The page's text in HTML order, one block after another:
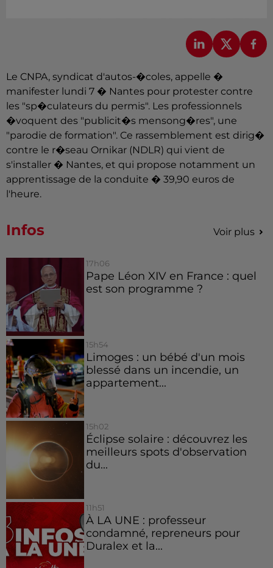
Le CNPA, syndicat d'autos-�coles, appelle �
manifester lundi 7 � Nantes pour protester contre
les "sp�culateurs du permis". Les professionnels
�voquent des "publicit�s mensong�res", une
"parodie de formation". Ce rassemblement est dirig�
contre le r�seau Ornikar (NDLR) qui vient de
s'installer � Nantes, et qui propose notamment un
apprentissage de la conduite � 39,90 euros de
l'heure.
Infos Voir plus
17h06
Pape Léon XIV en France : quel
est son programme ?
15h54
Limoges : un bébé d'un mois
blessé dans un incendie, un
appartement...
15h02
Éclipse solaire : découvrez les
meilleurs spots d'observation
du...
11h51
À LA UNE : professeur
condamné, repreneurs pour
Duralex et la...